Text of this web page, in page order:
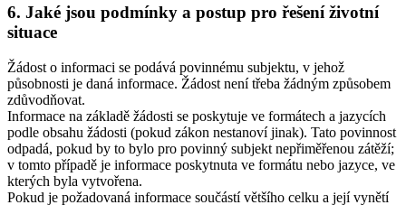
6. Jaké jsou podmínky a postup pro řešení životní
situace
Žádost o informaci se podává povinnému subjektu, v jehož
působnosti je daná informace. Žádost není třeba žádným způsobem
zdůvodňovat.
Informace na základě žádosti se poskytuje ve formátech a jazycích
podle obsahu žádosti (pokud zákon nestanoví jinak). Tato povinnost
odpadá, pokud by to bylo pro povinný subjekt nepřiměřenou zátěží;
v tomto případě je informace poskytnuta ve formátu nebo jazyce, ve
kterých byla vytvořena.
Pokud je požadovaná informace součástí většího celku a její vynětí